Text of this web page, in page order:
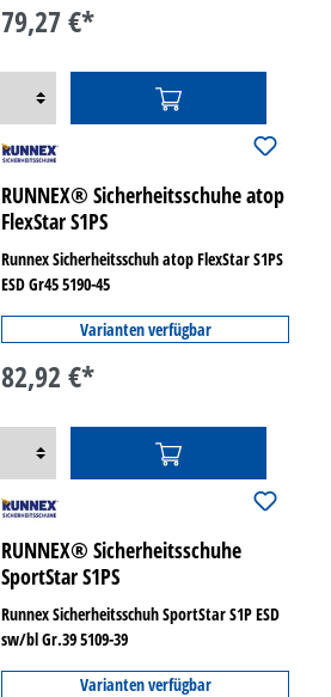
79,27 €*
RUNNEX® Sicherheitsschuhe atop
FlexStar S1PS
Runnex Sicherheitsschuh atop FlexStar S1PS
ESD Gr45 5190-45
Varianten verfügbar
82,92 €*
RUNNEX® Sicherheitsschuhe
SportStar S1PS
Runnex Sicherheitsschuh SportStar S1P ESD
sw/bl Gr.39 5109-39
Varianten verfügbar